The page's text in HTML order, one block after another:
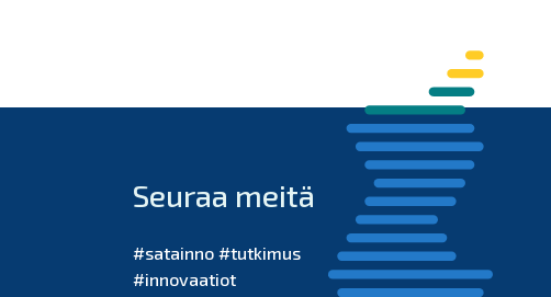
Seuraa meitä
#satainno #tutkimus
#innovaatiot